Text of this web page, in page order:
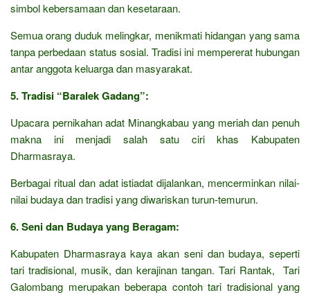
simbol kebersamaan dan kesetaraan.
Semua orang duduk melingkar, menikmati hidangan yang sama
tanpa perbedaan status sosial. Tradisi ini mempererat hubungan
antar anggota keluarga dan masyarakat.
5. Tradisi “Baralek Gadang”:
Upacara pernikahan adat Minangkabau yang meriah dan penuh
makna ini menjadi salah satu ciri khas Kabupaten
Dharmasraya.
Berbagai ritual dan adat istiadat dijalankan, mencerminkan nilai-
nilai budaya dan tradisi yang diwariskan turun-temurun.
6. Seni dan Budaya yang Beragam:
Kabupaten Dharmasraya kaya akan seni dan budaya, seperti
tari tradisional, musik, dan kerajinan tangan. Tari Rantak, Tari
Galombang merupakan beberapa contoh tari tradisional yang